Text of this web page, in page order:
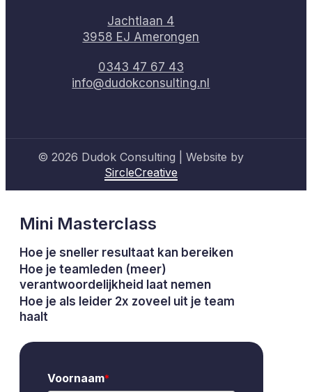
Jachtlaan 4
3958 EJ Amerongen
0343 47 67 43
info@dudokconsulting.nl
© 2026 Dudok Consulting | Website by
SircleCreative
Mini Masterclass
Hoe je sneller resultaat kan bereiken
Hoe je teamleden (meer)
verantwoordelijkheid laat nemen
Hoe je als leider 2x zoveel uit je team
haalt
Voornaam*